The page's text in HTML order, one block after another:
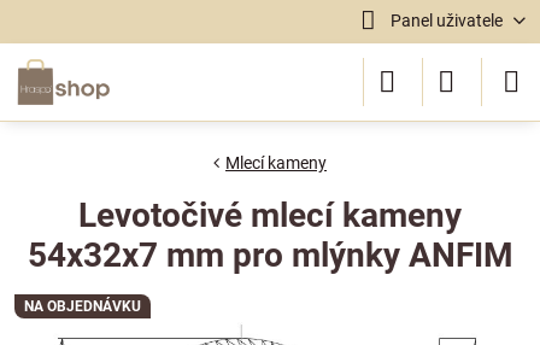
Panel uživatele
NA OBJEDNÁVKU
Mlecí kameny
Levotočivé mlecí kameny
54x32x7 mm pro mlýnky ANFIM